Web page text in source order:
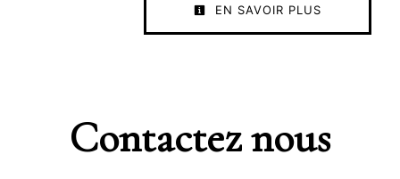
EN SAVOIR PLUS
Contactez nous